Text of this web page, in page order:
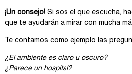
¡Un consejo! Si sos el que escucha,
que te ayudarán a mirar con mucha
Te contamos como ejemplo las
¿El ambiente es claro u oscuro?
¿Parece un hospital?